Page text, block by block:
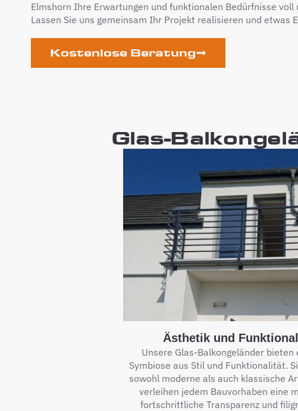
Elmshorn Ihre Erwartungen und funktionalen Bedürfnisse voll
Lassen Sie uns gemeinsam Ihr Projekt realisieren und etwas
Kostenlose Beratung
Glas-
Ästhetik und
Unsere Glas-Balkongeländer bieten
Symbiose aus Stil und Funktionalität.
sowohl moderne als auch klassische
verleihen jedem Bauvorhaben eine
fortschrittliche Transparenz und